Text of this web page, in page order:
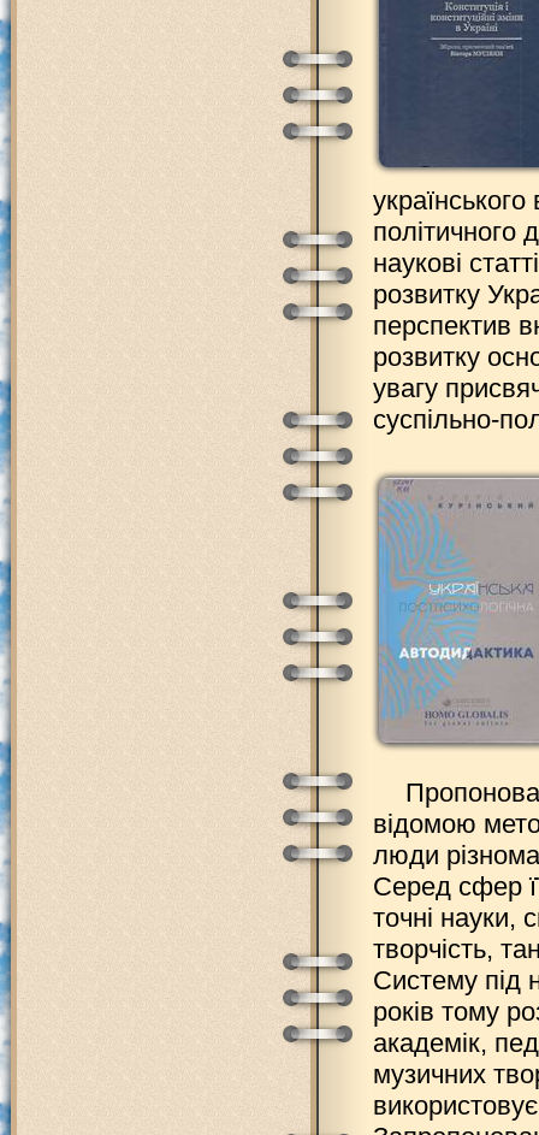
політичного
наукові
розвитку
перспектив
розвитку
увагу
суспільно-
відомою
люди
Серед сфер
точні науки,
творчість,
Систему під
років тому
академік,
музичних